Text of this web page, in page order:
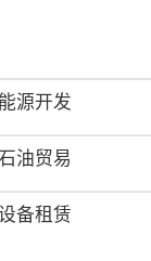
能源开发
油贸易
备租赁